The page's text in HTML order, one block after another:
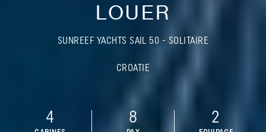
LOUER
SUNREEF YACHTS SAIL 50 - SOLITAIRE
CROATIE
4 8 2